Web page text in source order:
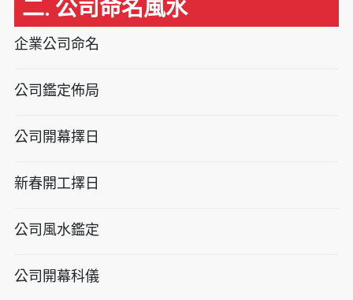
二. 公司命名風水
企業公司命名
公司鑑定佈局
公司開幕擇日
新春開工擇日
公司風水鑑定
公司開幕科儀